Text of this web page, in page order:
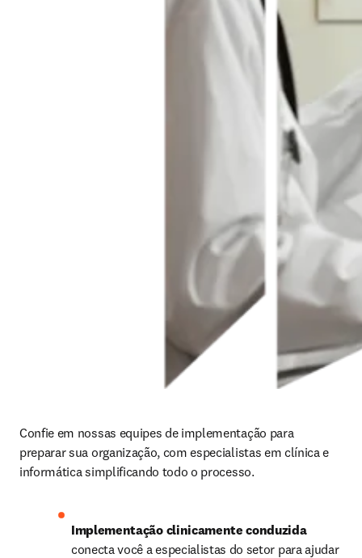
Confie em nossas equipes de implementação para
preparar sua organização, com especialistas em clínica e
informática simplificando todo o processo.
Implementação clinicamente conduzida
conecta você a especialistas do setor para ajudar